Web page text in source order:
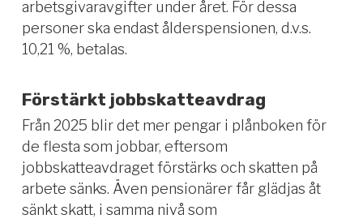
arbetsgivaravgifter under året. För dessa
personer ska endast ålderspensionen, d.v.s.
10,21 %, betalas.
Förstärkt jobbskatteavdrag
Från 2025 blir det mer pengar i plånboken för
de flesta som jobbar, eftersom
jobbskatteavdraget förstärks och skatten på
arbete sänks. Även pensionärer får glädjas åt
sänkt skatt, i samma nivå som